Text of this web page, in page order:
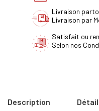
Livraison
Livraison par
Satisfait ou
Selon nos
Description